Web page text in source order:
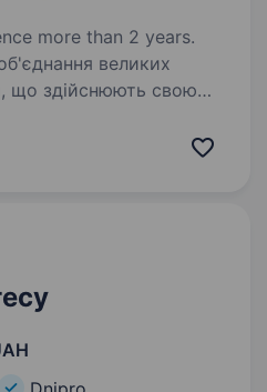
more than 2 years.
великих
що здійснюють свою
виробництво і